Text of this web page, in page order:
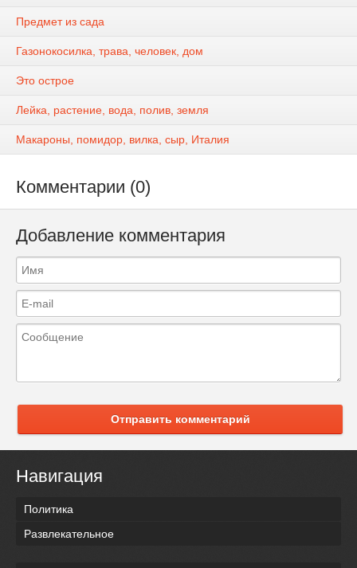
Предмет из сада
Газонокосилка, трава, человек, дом
Это острое
Лейка, растение, вода, полив, земля
Макароны, помидор, вилка, сыр, Италия
Комментарии (0)
Добавление комментария
Отправить комментарий
Навигация
Политика
Развлекательное